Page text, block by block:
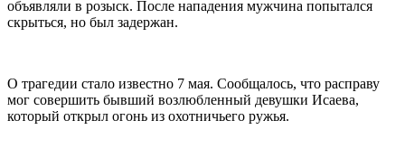
объявляли в розыск. После нападения мужчина попытался
скрыться, но был задержан.
О трагедии стало известно 7 мая. Сообщалось, что расправу
мог совершить бывший возлюбленный девушки Исаева,
который открыл огонь из охотничьего ружья.